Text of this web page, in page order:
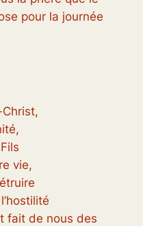
pour la journée
vie,
fait de nous des